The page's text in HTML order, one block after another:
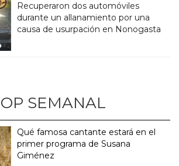
Recuperaron dos automóviles
durante un allanamiento por una
causa de usurpación en Nonogasta
SEMANAL
Qué famosa cantante estará en el
primer programa de Susana
Giménez